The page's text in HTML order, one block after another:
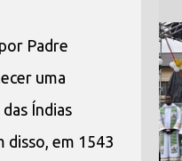
Padre
uma
Índias
disso, em 1543